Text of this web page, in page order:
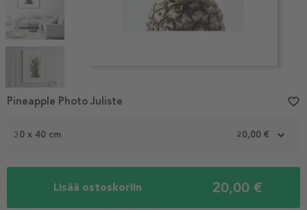
1
30 x 40 cm 20,00 €
Lisää ostoskoriin 20,00 €
Pineapple Photo Juliste favorite_border